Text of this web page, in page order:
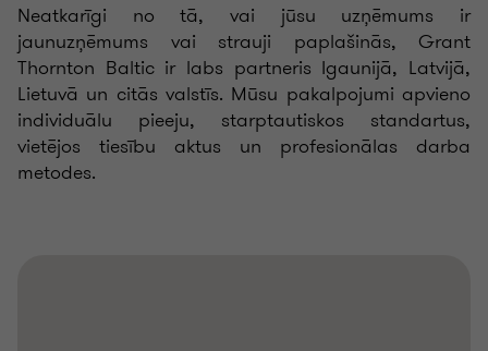
Neatkarīgi no tā, vai jūsu uzņēmums ir
jaunuzņēmums vai strauji paplašinās, Grant
Thornton Baltic ir labs partneris Igaunijā, Latvijā,
Lietuvā un citās valstīs. Mūsu pakalpojumi apvieno
individuālu pieeju, starptautiskos standartus,
vietējos tiesību aktus un profesionālas darba
metodes.